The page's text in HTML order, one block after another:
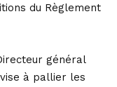
du Règlement
général
à pallier les